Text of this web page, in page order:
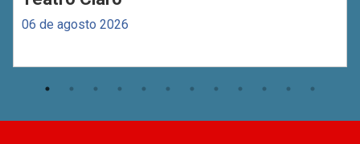
06 de agosto 2026